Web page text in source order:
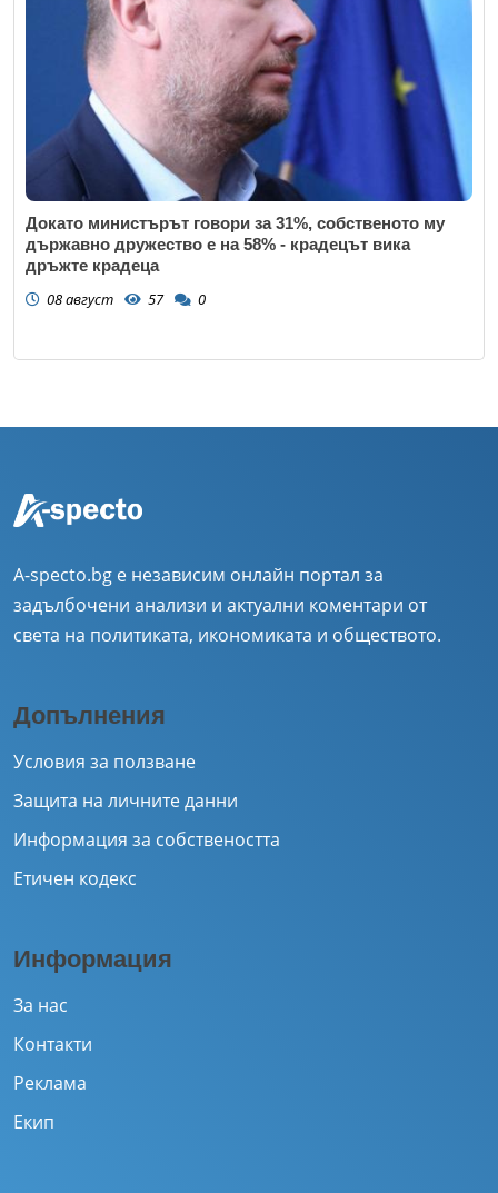
Докато министърът говори за 31%, собственото му
държавно дружество е на 58% - крадецът вика
дръжте крадеца
08 август 57 0
A-specto.bg е независим онлайн портал за
задълбочени анализи и актуални коментари от
света на политиката, икономиката и обществото.
Допълнения
Условия за ползване
Защита на личните данни
Информация за собствеността
Етичен кодекс
Информация
За нас
Контакти
Реклама
Екип